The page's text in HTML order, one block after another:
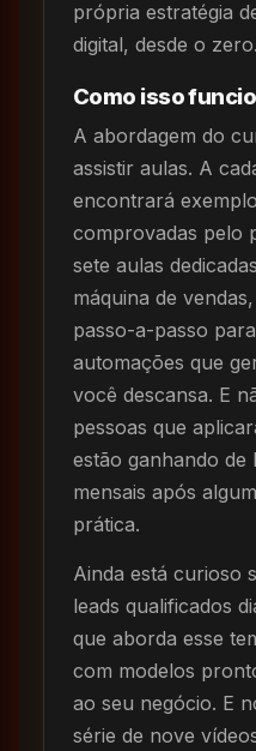
própria estratégia
digital, desde o zero.
Como isso
A abordagem do
assistir aulas. A
encontrará
comprovadas pelo
sete aulas
máquina de
passo-a-passo
automações que
você descansa. E
pessoas que
estão ganhando de
mensais após
prática.
Ainda está curioso
leads qualificados
que aborda esse
com modelos
ao seu negócio. E
série de nove